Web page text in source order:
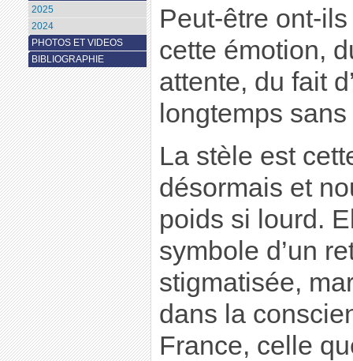
Peut-être ont-
cette émotion,
attente, du fait
longtemps
La stèle est
désormais et
poids si lourd.
symbole d’un
stigmatisée,
dans la
France, celle
2025
2024
PHOTOS ET VIDEOS
BIBLIOGRAPHIE